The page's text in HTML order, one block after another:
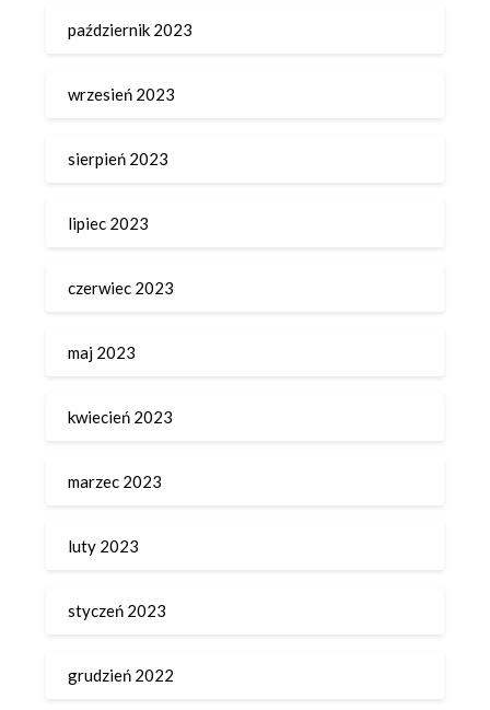
październik 2023
wrzesień 2023
sierpień 2023
lipiec 2023
czerwiec 2023
maj 2023
kwiecień 2023
marzec 2023
luty 2023
styczeń 2023
grudzień 2022